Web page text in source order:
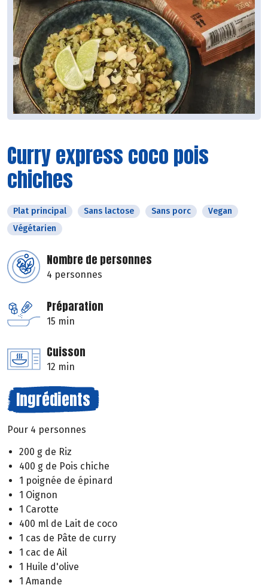
Curry express coco pois
chiches
Plat principal Sans lactose Sans porc
Vegan
Végétarien
Nombre de personnes
4 personnes
Préparation
15 min
Cuisson
12 min
Ingrédients
Pour 4 personnes
200 g de Riz
400 g de Pois chiche
1 poignée de épinard
1 Oignon
1 Carotte
400 ml de Lait de coco
1 cas de Pâte de curry
1 cac de Ail
1 Huile d'olive
1 Amande